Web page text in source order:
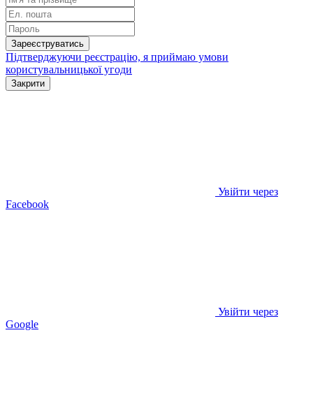
Зареєструватись
Підтверджуючи реєстрацію, я приймаю умови
користувальницької угоди
Закрити
Увійти через
Facebook
Увійти через
Google